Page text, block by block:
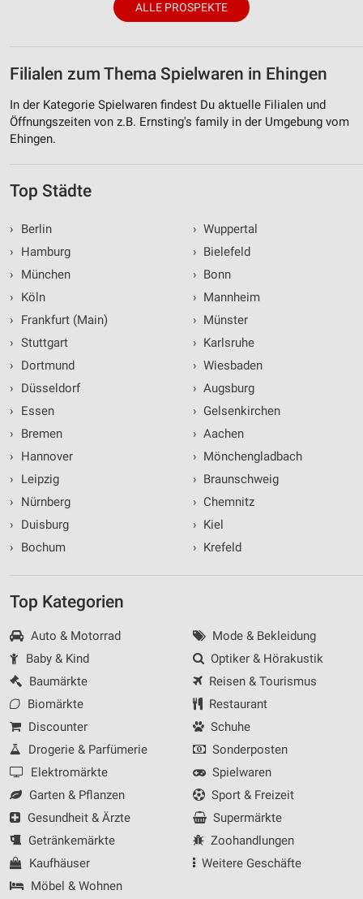
ALLE PROSPEKTE
Filialen zum Thema Spielwaren in Ehingen
In der Kategorie Spielwaren findest Du aktuelle Filialen und
Öffnungszeiten von z.B. Ernsting's family in der Umgebung vom
Ehingen.
Top Städte
›
Berlin
›
Hamburg
›
München
›
Köln
›
Frankfurt (Main)
› Stuttgart
›
Dortmund
›
Düsseldorf
›
Essen
›
Bremen
›
Hannover
›
Leipzig
›
Nürnberg
›
Duisburg
›
Bochum
› Wuppertal
› Bielefeld
› Bonn
› Mannheim
› Münster
› Karlsruhe
› Wiesbaden
› Augsburg
› Gelsenkirchen
› Aachen
› Mönchengladbach
› Braunschweig
› Chemnitz
› Kiel
› Krefeld
Top Kategorien
Auto & Motorrad
Baby & Kind
Baumärkte
Biomärkte
Discounter
Drogerie & Parfümerie
Elektromärkte
Garten & Pflanzen
Gesundheit & Ärzte
Getränkemärkte
Kaufhäuser
Möbel & Wohnen
Mode & Bekleidung
Optiker & Hörakustik
Reisen & Tourismus
Restaurant
Schuhe
Sonderposten
Spielwaren
Sport & Freizeit
Supermärkte
Zoohandlungen
Weitere Geschäfte